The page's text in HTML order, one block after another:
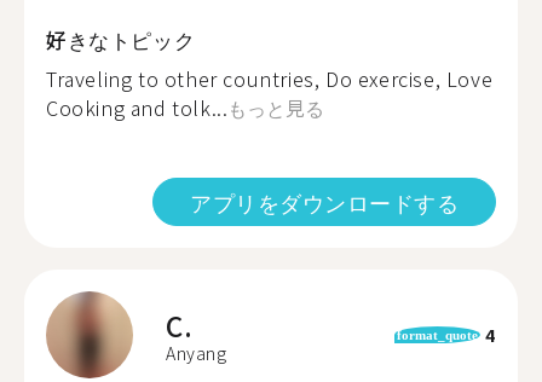
好きなトピック
Traveling to other countries, Do exercise, Love
Cooking and tolk...もっと見る
アプリをダウンロードする
C.
Anyang
format_quote 4